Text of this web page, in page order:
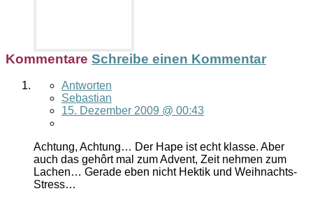
Kommentare Schreibe einen Kommentar
Antworten
Sebastian
15. Dezember 2009 @ 00:43
Achtung, Achtung… Der Hape ist echt klasse. Aber
auch das gehôrt mal zum Advent, Zeit nehmen zum
Lachen… Gerade eben nicht Hektik und Weihnachts-
Stress…